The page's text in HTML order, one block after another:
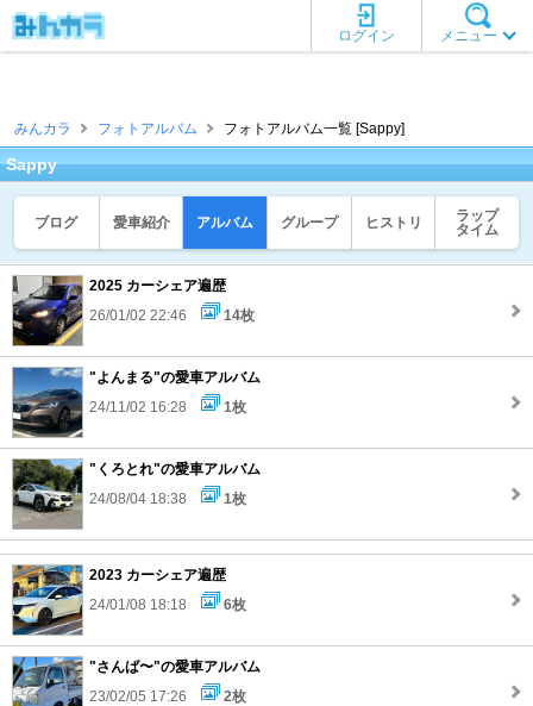
メニュー
ログイン
みんカラ フォトアルバム フォトアルバム一覧 [Sappy]
Sappy
ブログ 愛車紹介 アルバム グループ ヒストリ
ラップ
タイム
2025 カーシェア遍歴
26/01/02 22:46
14枚
"よんまる"の愛車アルバム
24/11/02 16:28
1枚
"くろとれ"の愛車アルバム
24/08/04 18:38
1枚
2023 カーシェア遍歴
24/01/08 18:18
6枚
"さんば〜"の愛車アルバム
23/02/05 17:26
2枚